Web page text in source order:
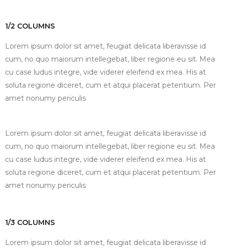
1/2 COLUMNS
Lorem ipsum dolor sit amet, feugiat delicata liberavisse id
cum, no quo maiorum intellegebat, liber regione eu sit. Mea
cu case ludus integre, vide viderer eleifend ex mea. His at
soluta regione diceret, cum et atqui placerat petentium. Per
amet nonumy periculis
Lorem ipsum dolor sit amet, feugiat delicata liberavisse id
cum, no quo maiorum intellegebat, liber regione eu sit. Mea
cu case ludus integre, vide viderer eleifend ex mea. His at
soluta regione diceret, cum et atqui placerat petentium. Per
amet nonumy periculis
1/3 COLUMNS
Lorem ipsum dolor sit amet, feugiat delicata liberavisse id